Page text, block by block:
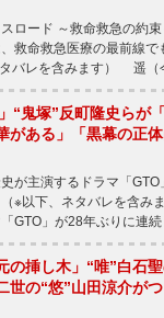
ロード ～救命救急の約束
救命救急医療の最前線で
バレを含みます） 遥
」“鬼塚”反町隆史ら
がある」「黒幕の正体
が主演するドラマ「GTO
（※以下、ネタバレを含
GTO」が28年ぶりに連
の挿し木」“唯”白石
世の“悠”山田涼介がつ